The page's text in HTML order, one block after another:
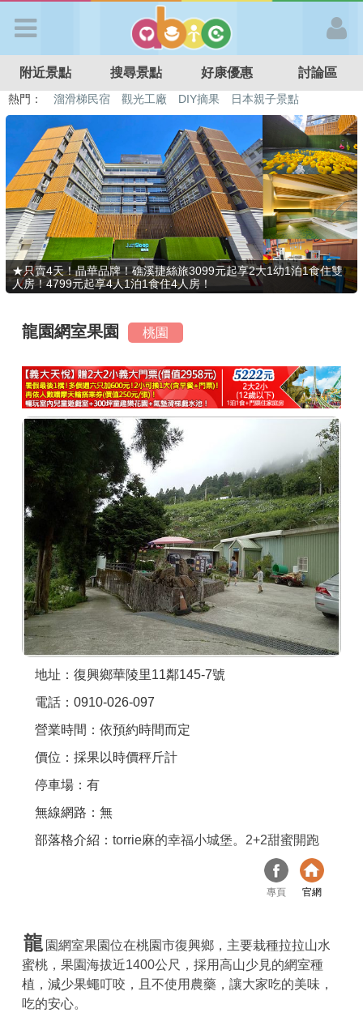
APP登入
首 頁
搜尋景點
好康優惠
最新消息
最新留言
商家合作
推薦景點
討論區
聯絡我們
APP下載
附近景點 搜尋景點 好康優惠 討論區
熱門： 溜滑梯民宿 觀光工廠 DIY摘果
日本親子景點
特色遊戲場
親子住房優惠 台北親子餐廳 溫泉泡湯SPA
★只賣4天！晶華品牌！礁溪捷絲旅3099元起享2大1幼1泊1食住雙
人房！4799元起享4人1泊1食住4人房！
龍園網室果園 桃園
地址：復興鄉華陵里11鄰145-7號
電話：0910-026-097
營業時間：依預約時間而定
價位：採果以時價秤斤計
停車場：有
無線網路：無
部落格介紹： torrie麻的幸福小城堡。2+2甜蜜開跑
專頁 官網
龍 園網室果園位在桃園市復興鄉，主要栽種拉拉山水
蜜桃，果園海拔近1400公尺，採用高山少見的網室種
植，減少果蠅叮咬，且不使用農藥，讓大家吃的美味，
吃的安心。